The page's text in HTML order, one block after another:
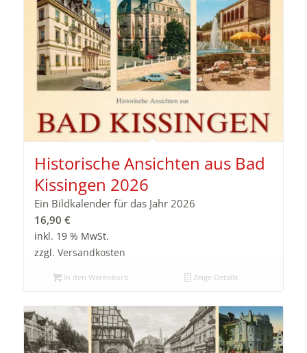
Historische Ansichten aus Bad
Kissingen 2026
Ein Bildkalender für das Jahr 2026
16,90 €
inkl. 19 % MwSt.
zzgl. Versandkosten
In den Warenkorb Zeige Details